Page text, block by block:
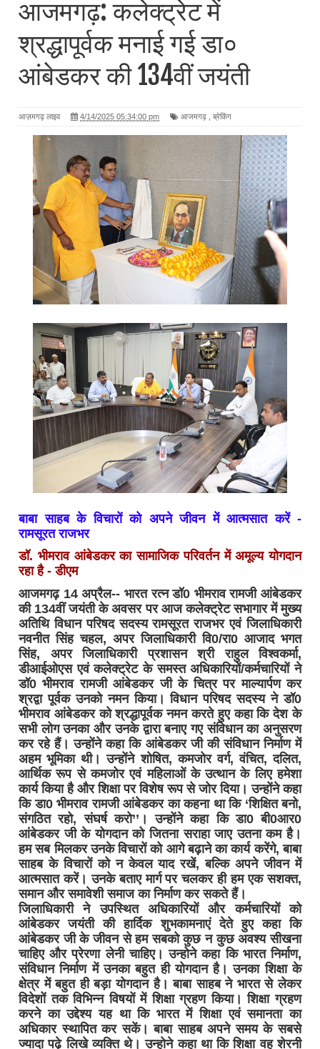
आजमगढ़: कलेक्ट्रेट में
श्रद्धापूर्वक मनाई गई डा०
आंबेडकर की 134वीं जयंती
आज़मगढ़ लाइव 4/14/2025 05:34:00 pm आजमगढ़ ब्रेकिंग
बाबा साहब के विचारों को अपने जीवन में आत्मसात करें -
रामसूरत राजभर
डॉ. भीमराव आंबेडकर का सामाजिक परिवर्तन में अमूल्य योगदान
रहा है - डीएम
आजमगढ़ 14 अप्रैल-- भारत रत्न डॉ0 भीमराव रामजी आंबेडकर
की 134वीं जयंती के अवसर पर आज कलेक्ट्रेट सभागार में मुख्य
अतिथि विधान परिषद सदस्य रामसूरत राजभर एवं जिलाधिकारी
नवनीत सिंह चहल, अपर जिलाधिकारी वि0/रा0 आजाद भगत
सिंह, अपर जिलाधिकारी प्रशासन श्री राहुल विश्वकर्मा,
डीआईओएस एवं कलेक्ट्रेट के समस्त अधिकारियों/कर्मचारियों ने
डॉ0 भीमराव रामजी आंबेडकर जी के चित्र पर माल्यार्पण कर
श्रद्वा पूर्वक उनको नमन किया। विधान परिषद सदस्य ने डॉ0
भीमराव आंबेडकर को श्रद्धापूर्वक नमन करते हुए कहा कि देश के
सभी लोग उनका और उनके द्वारा बनाए गए संविधान का अनुसरण
कर रहे हैं। उन्होंने कहा कि आंबेडकर जी की संविधान निर्माण में
अहम भूमिका थी। उन्होंने शोषित, कमजोर वर्ग, वंचित, दलित,
आर्थिक रूप से कमजोर एवं महिलाओं के उत्थान के लिए हमेशा
कार्य किया है और शिक्षा पर विशेष रूप से जोर दिया। उन्होंने कहा
कि डा0 भीमराव रामजी आंबेडकर का कहना था कि ‘शिक्षित बनो,
संगठित रहो, संघर्ष करो’’। उन्होंने कहा कि डा0 बी0आर0
आंबेडकर जी के योगदान को जितना सराहा जाए उतना कम है।
हम सब मिलकर उनके विचारों को आगे बढ़ाने का कार्य करेंगे, बाबा
साहब के विचारों को न केवल याद रखें, बल्कि अपने जीवन में
आत्मसात करें। उनके बताए मार्ग पर चलकर ही हम एक सशक्त,
समान और समावेशी समाज का निर्माण कर सकते हैं।
जिलाधिकारी ने उपस्थित अधिकारियों और कर्मचारियों को
आंबेडकर जयंती की हार्दिक शुभकामनाएं देते हुए कहा कि
आंबेडकर जी के जीवन से हम सबको कुछ न कुछ अवश्य सीखना
चाहिए और प्रेरणा लेनी चाहिए। उन्होने कहा कि भारत निर्माण,
संविधान निर्माण में उनका बहुत ही योगदान है। उनका शिक्षा के
क्षेत्र में बहुत ही बड़ा योगदान है। बाबा साहब ने भारत से लेकर
विदेशों तक विभिन्न विषयों में शिक्षा ग्रहण किया। शिक्षा ग्रहण
करने का उद्देश्य यह था कि भारत में शिक्षा एवं समानता का
अधिकार स्थापित कर सकें। बाबा साहब अपने समय के सबसे
ज्यादा पढ़े लिखे व्यक्ति थे। उन्होने कहा था कि शिक्षा वह शेरनी